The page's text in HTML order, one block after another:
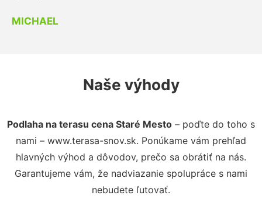
MICHAEL
Naše výhody
Podlaha na terasu cena Staré Mesto – poďte do toho s
nami – www.terasa-snov.sk. Ponúkame vám prehľad
hlavných výhod a dôvodov, prečo sa obrátiť na nás.
Garantujeme vám, že nadviazanie spolupráce s nami
nebudete ľutovať.